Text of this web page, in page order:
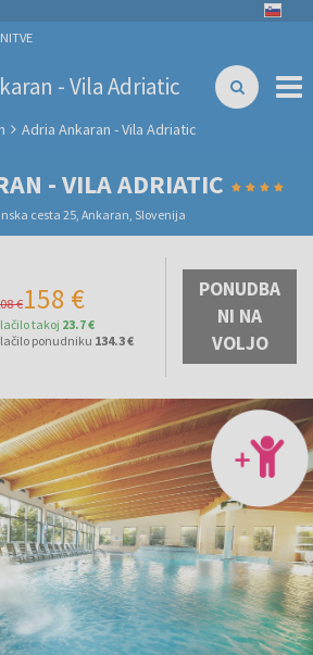
- Vila Adriatic
Adria Ankaran - Vila Adriatic
- VILA ADRIATIC
cesta 25, Ankaran, Slovenija
€158 €
takoj 23.7 €
ponudniku 134.3 €
PONUDBA
NI NA
VOLJO